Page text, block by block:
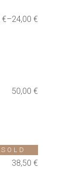
€–24,00 €
50,00 €
SOLD
38,50 €